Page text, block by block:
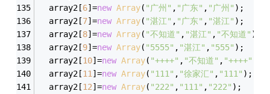
  array2[
6]=new Array( "广州" , "广东" , "广州" );
  array2[
7]=new Array( "湛江" , "广东" , "湛江" );
  array2[
8]=new Array( "不知道" , "湛江" , "不知道" );
  array2[
9]=new Array( "5555" , "湛江" , "555" );
  array2[
10]=new Array( "++++" , "不知道" , "++++"
  array2[
11 ]=new Array( "111" , "徐家汇" , "111" );
  array2[
12]=new Array( "222" , "111" , "222" );